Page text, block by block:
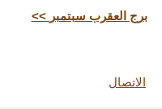
<< برج العقرب سبتمبر
الاتصال